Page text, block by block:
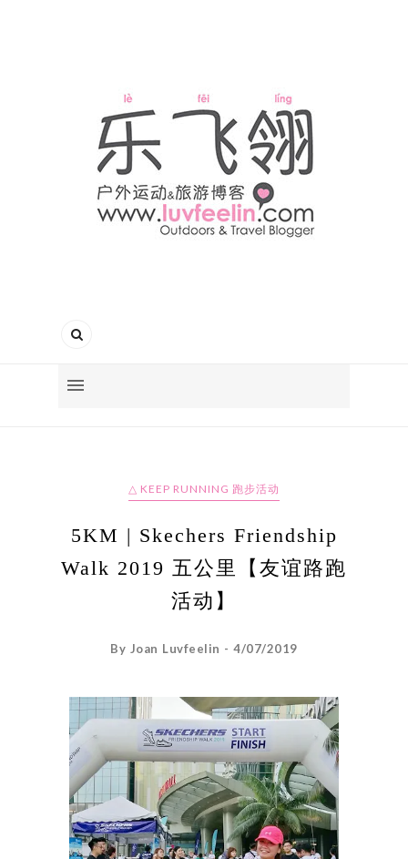
△ KEEP RUNNING 跑步活动
5KM | Skechers Friendship
Walk 2019 五公里【友谊路跑
活动】
By Joan Luvfeelin - 4/07/2019